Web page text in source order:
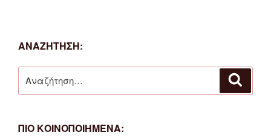
ΑΝΑΖΗΤΗΣΗ:
για:
ΠΙΟ ΚΟΙΝΟΠΟΙΗΜΕΝΑ: